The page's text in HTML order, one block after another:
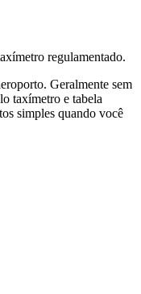
regulamentado.
Geralmente sem
taxímetro e tabela
simples quando você